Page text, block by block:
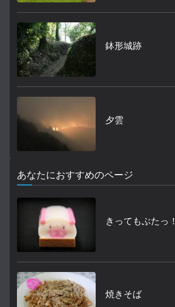
鉢形城跡
夕雲
あなたにおすすめのページ
きってもぶたっ！
焼きそば